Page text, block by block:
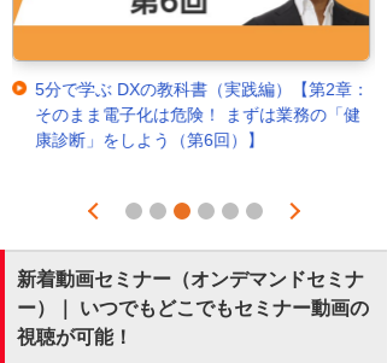
5分で学ぶ DXの教科書（実践編）【第2章：
そのまま電子化は危険！ まずは業務の「健
康診断」をしよう（第6回）】
Prev
1 2 3 4 5 6
Next
新着動画セミナー（オンデマンドセミナ
ー）｜ いつでもどこでもセミナー動画の
視聴が可能！